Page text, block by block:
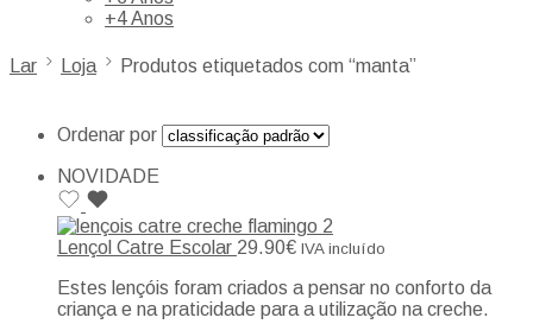
+4 Anos
Lar Loja Produtos etiquetados com “manta”
Ordenar por
NOVIDADE
Lençol Catre Escolar 29.90€ IVA incluído
Estes lençóis foram criados a pensar no conforto da
criança e na praticidade para a utilização na creche.